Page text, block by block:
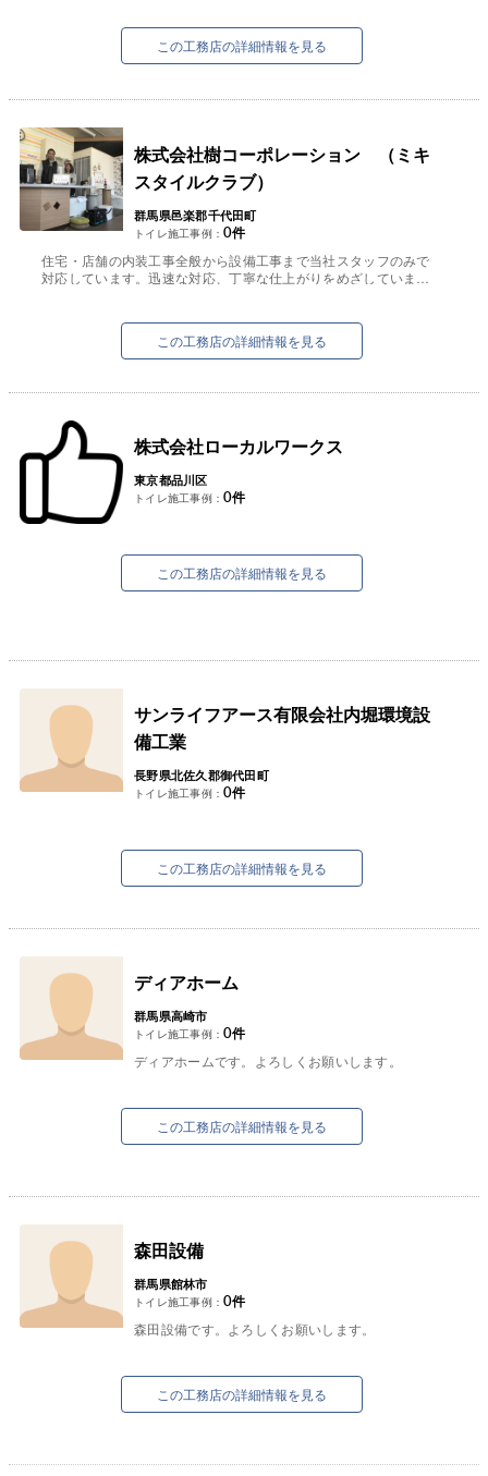
有限会社シマ建築設計です。よろしくお願いしま
す。この工務店の詳細情報を見る
株式会社樹コーポレーション （ミキ
スタイルクラブ）
群馬県邑楽郡千代田町
トイレ施工事例： 0件
住宅・店舗の内装工事全般から設備工事まで当社スタッフのみで
対応しています。迅速な対応、丁寧な仕上がりをめざしていま
この工務店の詳細情報を見る
株式会社ローカルワークス
東京都品川区
トイレ施工事例： 0件
この工務店の詳細情報を見る
サンライフアース有限会社内堀環境設
備工業
長野県北佐久郡御代田町
トイレ施工事例： 0件
この工務店の詳細情報を見る
ディアホーム
群馬県高崎市
トイレ施工事例： 0件
ディアホームです。よろしくお願いします。
この工務店の詳細情報を見る
森田設備
群馬県館林市
トイレ施工事例： 0件
森田設備です。よろしくお願いします。
この工務店の詳細情報を見る